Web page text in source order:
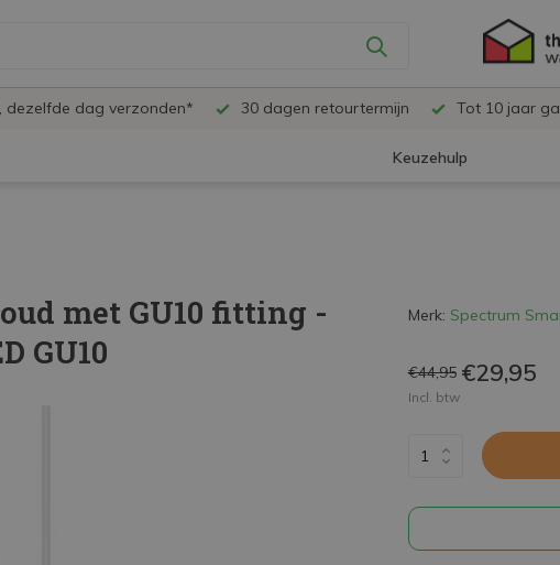
dezelfde dag verzonden* 30 dagen retourtermijn Tot 10 jaar
Keuzehulp
met GU10 fitting -
GU10
Merk: Spectrum
€44,95 €29,95
Incl. btw